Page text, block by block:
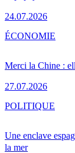
24.07.2026
Merci la Chine :
27.07.2026
ÉCONOMIE
Une enclave
la mer
POLITIQUE